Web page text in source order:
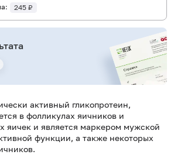
активный гликопротеин,
в фолликулах яичников и
яичек и является маркером мужской
функции, а также некоторых
245 ₽